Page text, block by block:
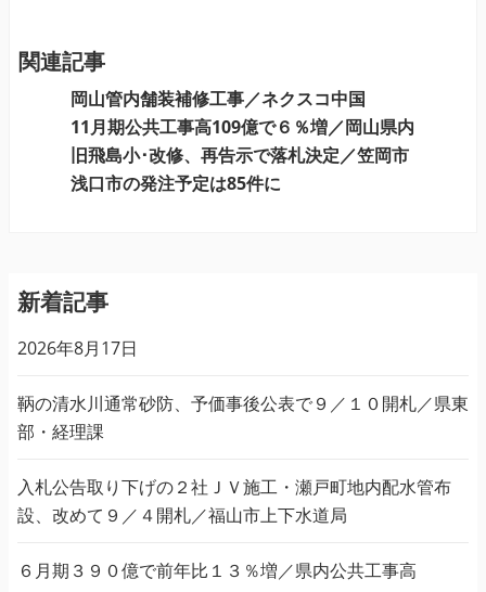
ー
関連記事
岡山管内舗装補修工事／ネクスコ中国
11月期公共工事高109億で６％増／岡山県内
旧飛島小･改修、再告示で落札決定／笠岡市
浅口市の発注予定は85件に
新着記事
2026年8月17日
鞆の清水川通常砂防、予価事後公表で９／１０開札／県東
部・経理課
入札公告取り下げの２社ＪＶ施工・瀬戸町地内配水管布
設、改めて９／４開札／福山市上下水道局
６月期３９０億で前年比１３％増／県内公共工事高